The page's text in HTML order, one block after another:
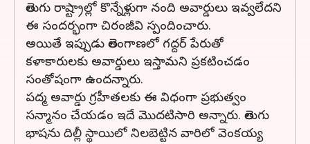
తెలుగు రాష్ట్రాల్లో కొన్నేళ్లుగా నంది అవార్డులు ఇవ్వలేదని
ఈ సందర్భంగా చిరంజీవి స్పందించారు.
అయితే ఇప్పుడు తెలంగాణలో గద్దర్ పేరుతో
కళాకారులకు అవార్డులు ఇస్తామని ప్రకటించడం
సంతోషంగా ఉందన్నారు.
పద్మ అవార్డు గ్రహీతలకు ఈ విధంగా ప్రభుత్వం
సన్మానం చేయడం ఇదే మొదటిసారి అన్నారు. తెలుగు
భాషను దిల్లీ స్థాయిలో నిలబెట్టిన వారిలో వెంకయ్య